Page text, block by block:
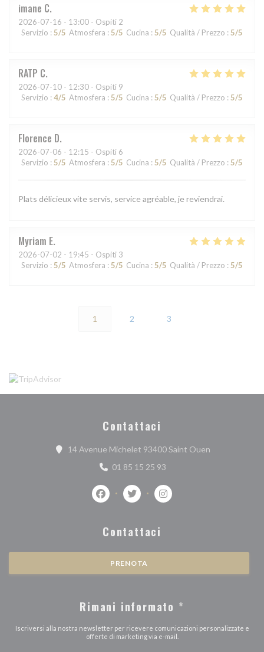
imane C
2026-07-16 - 13:00 - Ospiti 2
Servizio : 5/5 Atmosfera : 5/5 Cucina : 5/5 Qualità / Prezzo : 5/5
RATP C
2026-07-10 - 12:30 - Ospiti 9
Servizio : 4/5 Atmosfera : 5/5 Cucina : 5/5 Qualità / Prezzo : 5/5
Florence D
2026-07-06 - 12:15 - Ospiti 6
Servizio : 5/5 Atmosfera : 5/5 Cucina : 5/5 Qualità / Prezzo : 5/5
Plats délicieux vite servis, service agréable, je reviendrai.
Myriam E
2026-07-02 - 19:45 - Ospiti 3
Servizio : 5/5 Atmosfera : 5/5 Cucina : 5/5 Qualità / Prezzo : 5/5
1 2 3
Contattaci
14 Avenue Michelet 93400 Saint Ouen((apre una
01 85 15 25 93
Facebook ((apre una nuova finestra))
Twitter ((apre una nuova
Instagram ((apre una
Contattaci
PRENOTA
Rimani informato *
Iscriversi alla nostra newsletter per ricevere comunicazioni personalizzate e
offerte di marketing via e-mail.